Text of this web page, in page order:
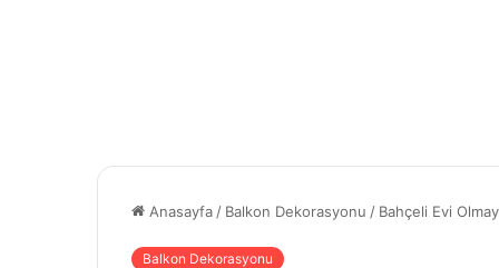
Anasayfa / Balkon Dekorasyonu / Bahçeli Evi
Balkon Dekorasyonu